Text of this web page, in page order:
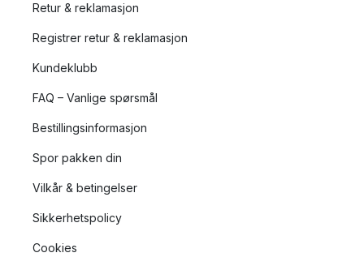
Retur & reklamasjon
Registrer retur & reklamasjon
Kundeklubb
FAQ – Vanlige spørsmål
Bestillingsinformasjon
Spor pakken din
Vilkår & betingelser
Sikkerhetspolicy
Cookies